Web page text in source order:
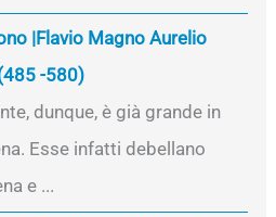
|Flavio Magno Aurelio
-580)
dunque, è già grande in
Esse infatti debellano
e ...